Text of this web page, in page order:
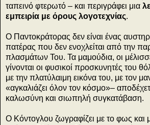
ταπεινό φτερωτό – και περιγράφει μια
εμπειρία με όρους λογοτεχνίας.
Ο Παντοκράτορας δεν είναι ένας
πατέρας που δεν ενοχλείται από την
πλασμάτων Του. Τα μαμούδια, οι
γίνονται οι φυσικοί προσκυνητές του
με την πλατύλαιμη εικόνα του, με τον
«αγκαλιάζει όλον τον κόσμο»–
καλωσύνη και σιωπηλή συγκατάβαση.
Ο Κόντογλου ζωγραφίζει με το φως και